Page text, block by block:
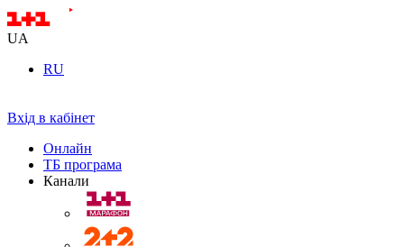
UA
RU
Вхід в кабінет
Онлайн
ТБ програма
Канали